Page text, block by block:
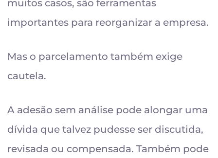
muitos casos, são ferramentas
importantes para reorganizar a empresa.
Mas o parcelamento também exige
cautela.
A adesão sem análise pode alongar uma
dívida que talvez pudesse ser discutida,
revisada ou compensada. Também pode